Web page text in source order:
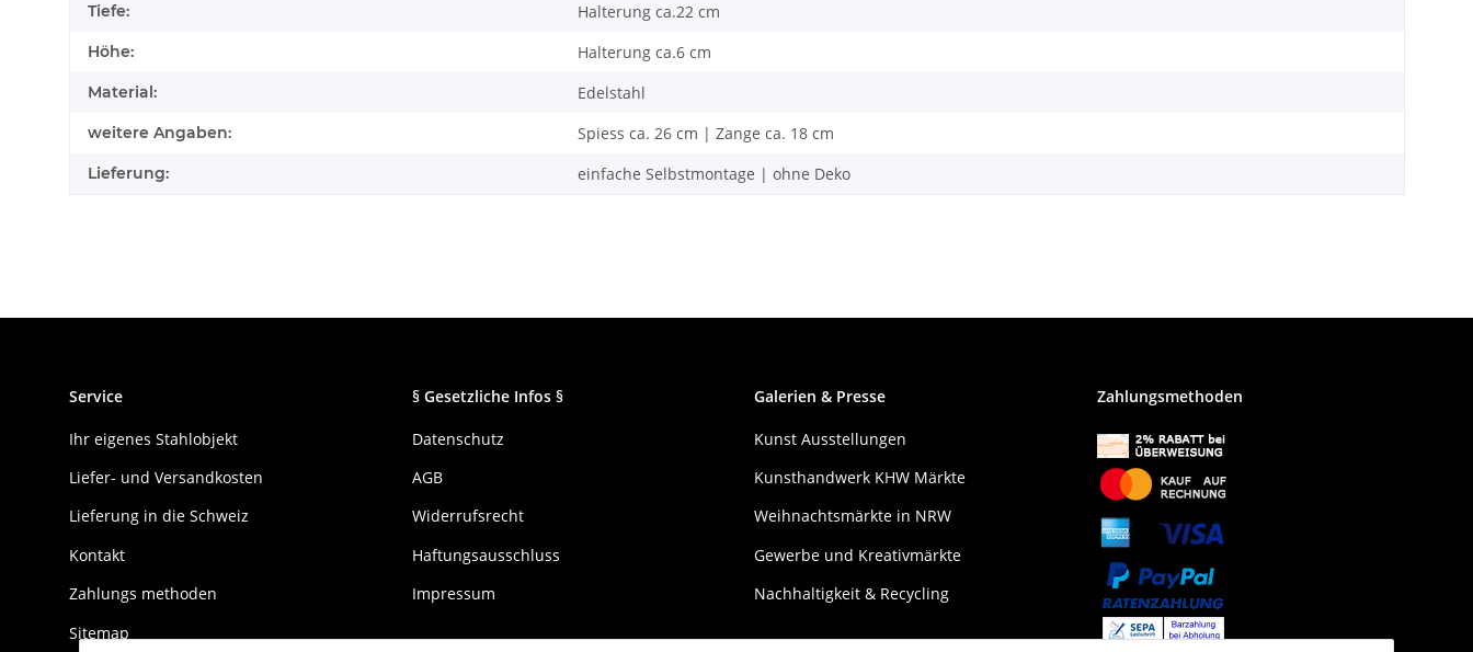
Tiefe: Halterung ca.22 cm
Höhe: Halterung ca.6 cm
Material: Edelstahl
weitere Angaben: Spiess ca. 26 cm | Zange ca. 18 cm
Lieferung: einfache Selbstmontage | ohne Deko
Service
Ihr eigenes Stahlobjekt
Liefer- und Versandkosten
Lieferung in die Schweiz
Kontakt
Zahlungs methoden
Sitemap
§ Gesetzliche Infos §
Datenschutz
AGB
Widerrufsrecht
Haftungsausschluss
Impressum
Galerien & Presse
Kunst Ausstellungen
Kunsthandwerk KHW Märkte
Weihnachtsmärkte in NRW
Gewerbe und Kreativmärkte
Nachhaltigkeit & Recycling
Zahlungsmethoden